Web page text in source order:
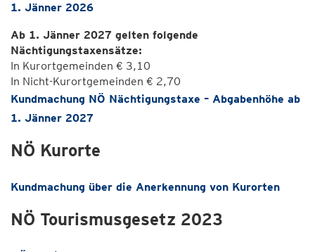
1. Jänner 2026
Ab 1. Jänner 2027 gelten folgende
Nächtigungstaxensätze:
In Kurortgemeinden € 3,10
In Nicht-Kurortgemeinden € 2,70
Kundmachung NÖ Nächtigungstaxe – Abgabenhöhe ab
1. Jänner 2027
NÖ Kurorte
Kundmachung über die Anerkennung von Kurorten
NÖ Tourismusgesetz 2023